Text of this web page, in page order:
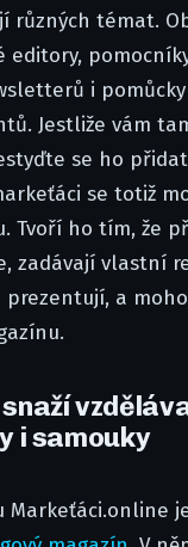
různých témat.
editory,
i
Jestliže vám
se ho
se totiž
Tvoří ho tím, že
zadávají vlastní
prezentují, a
i samouky
Markeťáci.online